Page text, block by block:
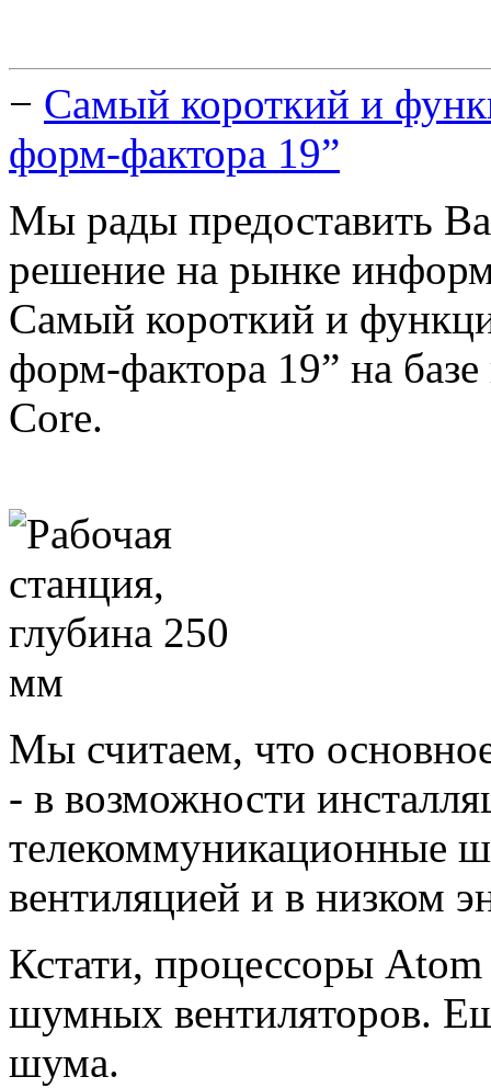
− Самый короткий и
форм-фактора 19”
Мы рады предоставить
решение на рынке
Самый короткий и
форм-фактора 19” на
Core.
Мы считаем, что
- в возможности
телекоммуникационные
вентиляцией и в низком
Кстати, процессоры
шумных вентиляторов.
шума.